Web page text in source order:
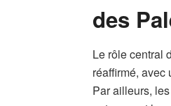
des
Le rôle central
réaffirmé,
Par ailleurs,